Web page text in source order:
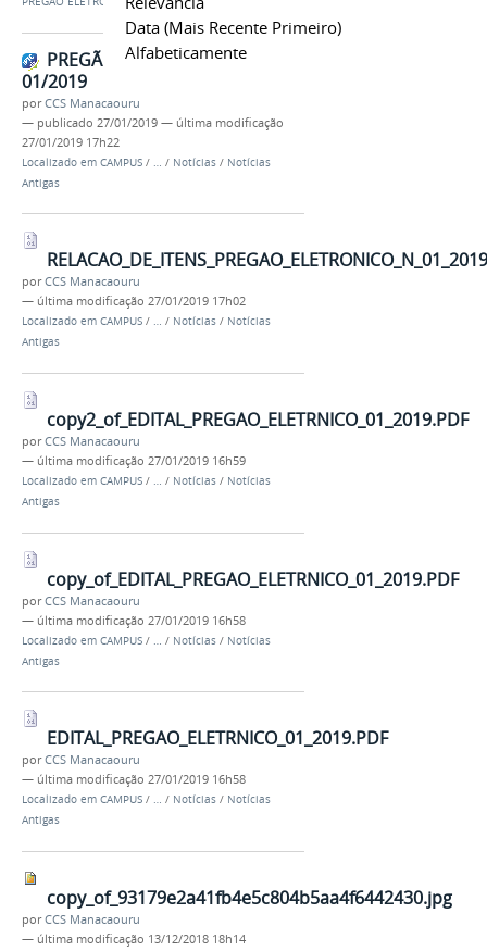
Data (mais Recente Primeiro)
Alfabeticamente
PREGÃO ELETRÔNICO Nº
01/2019
porCCS Manacaouru
— publicado 27/01/2019 — última modificação
27/01/2019 17h22
Localizado em CAMPUS / / Notícias / Notícias
Antigas
porCCS Manacaouru
— última modificação 27/01/2019 17h02
Localizado em CAMPUS / … / Notícias / Notícias
Antigas
copy2_of_EDITAL_PREGAO_ELETRNICO_01_2019.PDF
porCCS Manacaouru
— última modificação 27/01/2019 16h59
Localizado em CAMPUS / … / Notícias / Notícias
Antigas
copy_of_EDITAL_PREGAO_ELETRNICO_01_2019.PDF
porCCS Manacaouru
— última modificação 27/01/2019 16h58
Localizado em CAMPUS / … / Notícias / Notícias
Antigas
EDITAL_PREGAO_ELETRNICO_01_2019.PDF
porCCS Manacaouru
— última modificação 27/01/2019 16h58
Localizado em CAMPUS / … / Notícias / Notícias
Antigas
copy_of_93179e2a41fb4e5c804b5aa4f6442430.jpg
porCCS Manacaouru
— última modificação 13/12/2018 18h14